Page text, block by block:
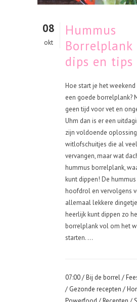
08
okt
Hummus
Borrelplank
dips en tips
Hoe start je het
een goede borrelplank?
geen tijd voor vet en
Uhm dan is er een
zijn voldoende
witlofschuitjes die al
vervangen, maar wat
hummus borrelplank,
kunt dippen! De
hoofdrol en vervolgens
allemaal lekkere
heerlijk kunt dippen zo
borrelplank vol om het
starten. ...
07:00 /Bij de borrel/
/ Gezonde recepten /